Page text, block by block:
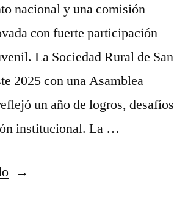
nacional y una comisión
con fuerte participación
La Sociedad Rural de San
2025 con una Asamblea
un año de logros, desafíos
institucional. La …